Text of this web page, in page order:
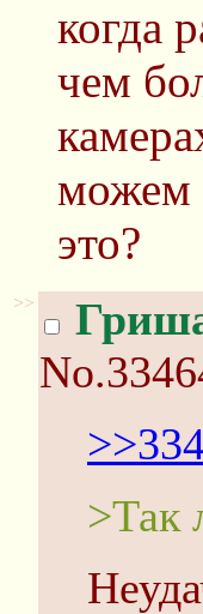
когда
чем
можем
это?
>>
>Так